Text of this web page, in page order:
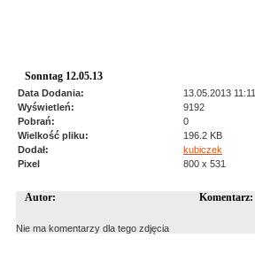
Sonntag 12.05.13
Data Dodania:
13.05.2013 11:11
Wyświetleń:
9192
Pobrań:
0
Wielkość pliku:
196.2 KB
Dodał:
kubiczek
Pixel
800 x 531
Autor: Komentarz:
Nie ma komentarzy dla tego zdjęcia